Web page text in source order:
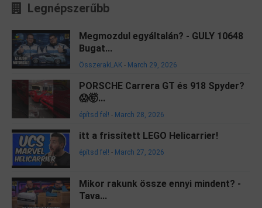
Legnépszerűbb
Megmozdul egyáltalán? - GULY 10648
Bugat...
ÖsszerakLAK - March 29, 2026
PORSCHE Carrera GT és 918 Spyder?
😱🤯...
építsd fel! - March 28, 2026
itt a frissített LEGO Helicarrier!
építsd fel! - March 27, 2026
Mikor rakunk össze ennyi mindent? -
Tava...